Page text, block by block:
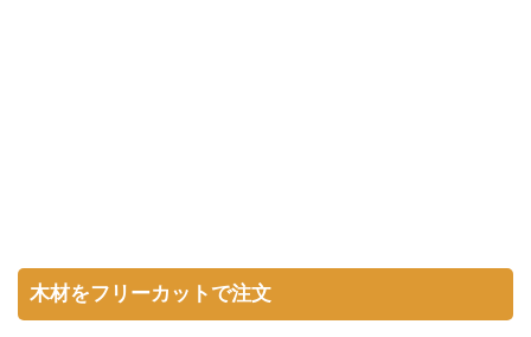
木材をフリーカットで注文